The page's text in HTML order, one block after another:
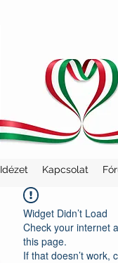
Idézet Kapcsolat
Widget Didn’t Load
Check your internet
this page.
If that doesn’t work,